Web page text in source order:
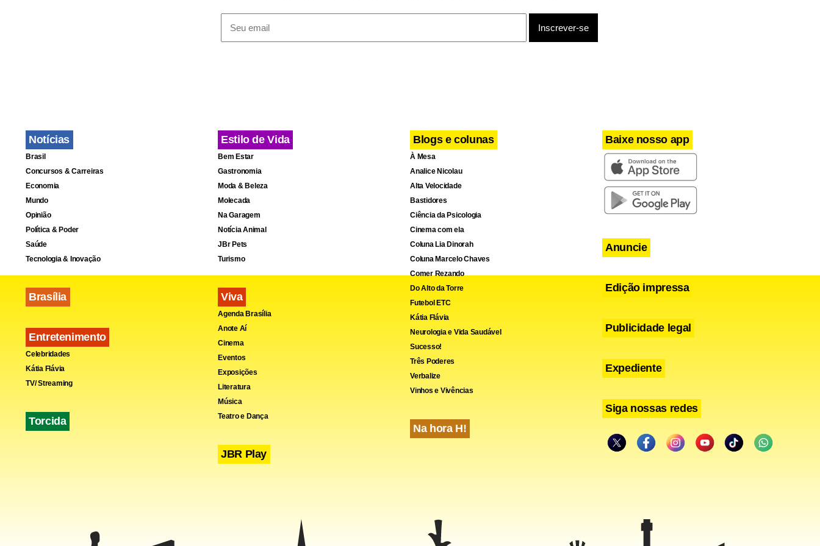
Facebook
WhatsApp Telegram
Share
Notícias
Brasil
Concursos & Carreiras
Economia
Mundo
Opinião
Política & Poder
Saúde
Tecnologia & Inovação
Brasília
Entretenimento
Celebridades
Kátia Flávia
TV/ Streaming
Torcida
Estilo de Vida
Bem Estar
Gastronomia
Moda & Beleza
Molecada
Na Garagem
Notícia Animal
JBr Pets
Turismo
Viva
Agenda Brasília
Anote Aí
Cinema
Eventos
Exposições
Literatura
Música
Teatro e Dança
JBR Play
Blogs e colunas
À Mesa
Analice Nicolau
Alta Velocidade
Bastidores
Ciência da Psicologia
Cinema com ela
Coluna Lia Dinorah
Coluna Marcelo Chaves
Comer Rezando
Do Alto da Torre
Futebol ETC
Kátia Flávia
Neurologia e Vida Saudável
Sucesso!
Três Poderes
Verbalize
Vinhos e Vivências
Na hora H!
Baixe nosso app
Anuncie
Edição impressa
Publicidade legal
Expediente
Siga nossas redes